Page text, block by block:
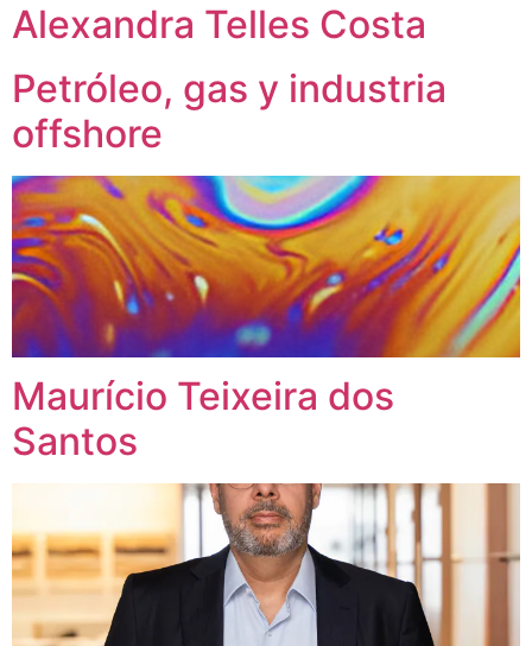
Alexandra Telles Costa
Petróleo, gas y industria
offshore
Maurício Teixeira dos
Santos